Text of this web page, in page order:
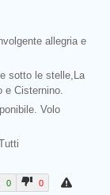
allegria e
sotto le stelle,La
e Cisternino.
Volo
0 0